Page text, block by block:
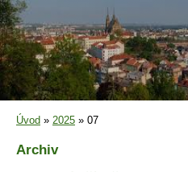
Úvod » 2025 » 07
Archiv